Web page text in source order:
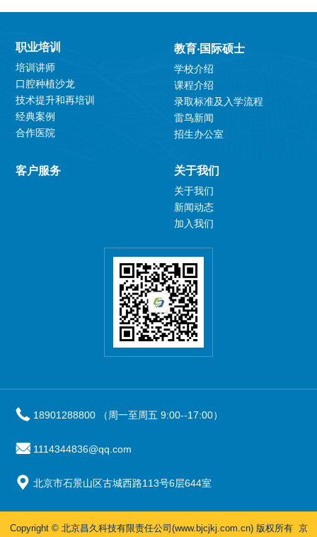
职业培训
培训讲师
口腔种植沙龙
技术提升和再培训
经典案例
合作医院
教育‧国际硕士
学校介绍
课程介绍
录取标准及入学流程
雷鸟新闻
招生办公室
客户服务 关于我们
关于我们
新闻动态
加入我们
18901288800 （周一至周五 9:00--17:00）
1114344836@qq.com
北京市石景山区古城西路113号6层644室
Copyright © 北京昌久科技有限责任公司(www.bjcjkj.com.cn) 版权所有 京